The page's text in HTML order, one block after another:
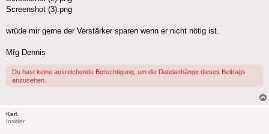
Screenshot (3).png
wrüde mir gerne der Verstärker sparen wenn er nicht nötig ist.
Mfg Dennis
Du hast keine ausreichende Berechtigung, um die Dateianhänge dieses Beitrags
anzusehen.
Karl.
Insider